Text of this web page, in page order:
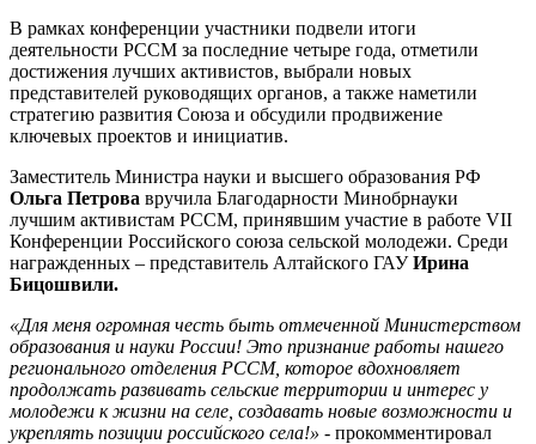
В рамках конференции участники подвели итоги
деятельности РССМ за последние четыре года, отметили
достижения лучших активистов, выбрали новых
представителей руководящих органов, а также наметили
стратегию развития Союза и обсудили продвижение
ключевых проектов и инициатив.
Заместитель Министра науки и высшего образования РФ
Ольга Петрова вручила Благодарности Минобрнауки
лучшим активистам РССМ, принявшим участие в работе VII
Конференции Российского союза сельской молодежи. Среди
награжденных – представитель Алтайского ГАУИрина
Бицошвили.
«Для меня огромная честь быть отмеченной Министерством
образования и науки России! Это признание работы нашего
регионального отделения РССМ, которое вдохновляет
продолжать развивать сельские территории и интерес у
молодежи к жизни на селе, создавать новые возможности и
укреплять позиции российского села!» - прокомментировал